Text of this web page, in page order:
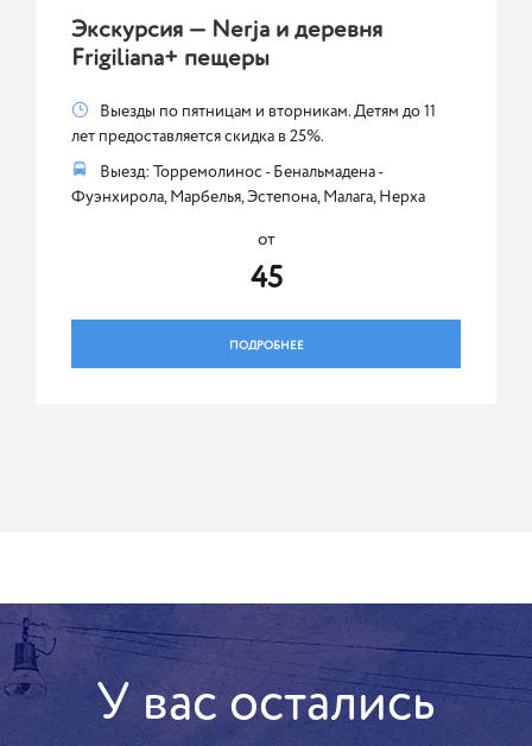
Экскурсия — Nerja и деревня
Frigiliana+ пещеры
Выезды по пятницам и вторникам. Детям до 11
лет предоставляется скидка в 25%.
Выезд: Торремолинос - Бенальмадена -
Фуэнхирола, Марбелья, Эстепона, Малага, Нерха
от
45
ПОДРОБНЕЕ
У вас остались